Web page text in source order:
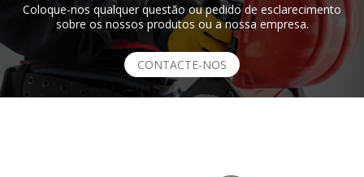
Coloque-nos qualquer questão ou pedido de esclarecimento
sobre os nossos produtos ou a nossa empresa.
CONTACTE-NOS